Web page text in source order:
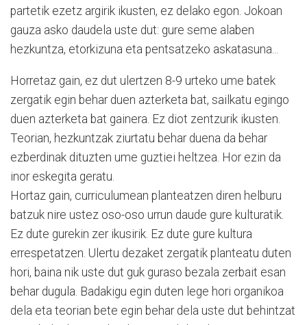
partetik ezetz argirik ikusten, ez delako egon. Jokoan
gauza asko daudela uste dut: gure seme alaben
hezkuntza, etorkizuna eta pentsatzeko askatasuna...
Horretaz gain, ez dut ulertzen 8-9 urteko ume batek
zergatik egin behar duen azterketa bat, sailkatu egingo
duen azterketa bat gainera. Ez diot zentzurik ikusten.
Teorian, hezkuntzak ziurtatu behar duena da behar
ezberdinak dituzten ume guztiei heltzea. Hor ezin da
inor eskegita geratu.
Hortaz gain, curriculumean planteatzen diren helburu
batzuk nire ustez oso-oso urrun daude gure kulturatik.
Ez dute gurekin zer ikusirik. Ez dute gure kultura
errespetatzen. Ulertu dezaket zergatik planteatu duten
hori, baina nik uste dut guk guraso bezala zerbait esan
behar dugula. Badakigu egin duten lege hori organikoa
dela eta teorian bete egin behar dela uste dut behintzat